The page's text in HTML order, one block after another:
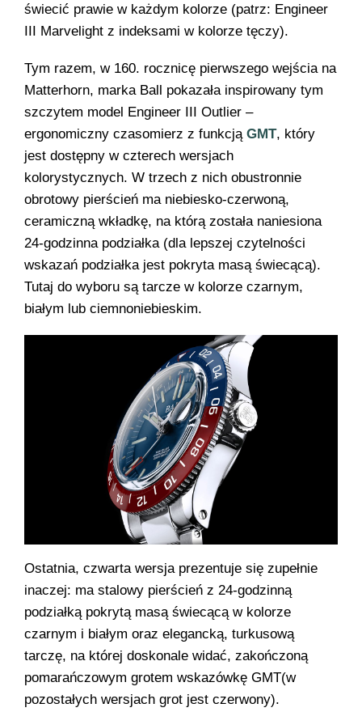
świecić prawie w każdym kolorze (patrz: Engineer
III Marvelight z indeksami w kolorze tęczy).
Tym razem, w 160. rocznicę pierwszego wejścia na
Matterhorn, marka Ball pokazała inspirowany tym
szczytem model Engineer III Outlier –
ergonomiczny czasomierz z funkcją GMT, który
jest dostępny w czterech wersjach
kolorystycznych. W trzech z nich obustronnie
obrotowy pierścień ma niebiesko-czerwoną,
ceramiczną wkładkę, na którą została naniesiona
24-godzinna podziałka (dla lepszej czytelności
wskazań podziałka jest pokryta masą świecącą).
Tutaj do wyboru są tarcze w kolorze czarnym,
białym lub ciemnoniebieskim.
Ostatnia, czwarta wersja prezentuje się zupełnie
inaczej: ma stalowy pierścień z 24-godzinną
podziałką pokrytą masą świecącą w kolorze
czarnym i białym oraz elegancką, turkusową
tarczę, na której doskonale widać, zakończoną
pomarańczowym grotem wskazówkę GMT(w
pozostałych wersjach grot jest czerwony).